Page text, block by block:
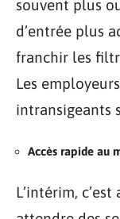
souvent plus
d’entrée plus
franchir les
Les
intransigeants
Accès rapide au
L’intérim,